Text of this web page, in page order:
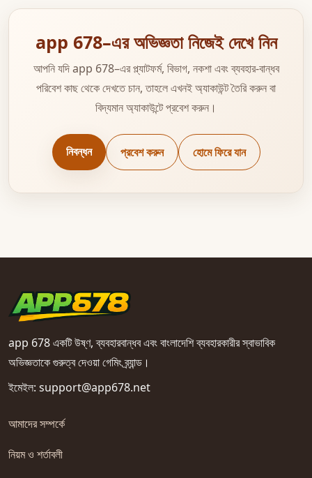
app 678–এর অভিজ্ঞতা নিজেই দেখে নিন
আপনি যদি app 678–এর প্ল্যাটফর্ম, বিভাগ, নকশা এবং ব্যবহার-বান্ধব
পরিবেশ কাছ থেকে দেখতে চান, তাহলে এখনই অ্যাকাউন্ট তৈরি করুন বা
বিদ্যমান অ্যাকাউন্টে প্রবেশ করুন।
নিবন্ধন প্রবেশ করুন হোমে ফিরে যান
app 678 একটি উষ্ণ, ব্যবহারবান্ধব এবং বাংলাদেশি ব্যবহারকারীর স্বাভাবিক
অভিজ্ঞতাকে গুরুত্ব দেওয়া গেমিং ব্র্যান্ড।
ইমেইল: support@app678.net
আমাদের সম্পর্কে
নিয়ম ও শর্তাবলী